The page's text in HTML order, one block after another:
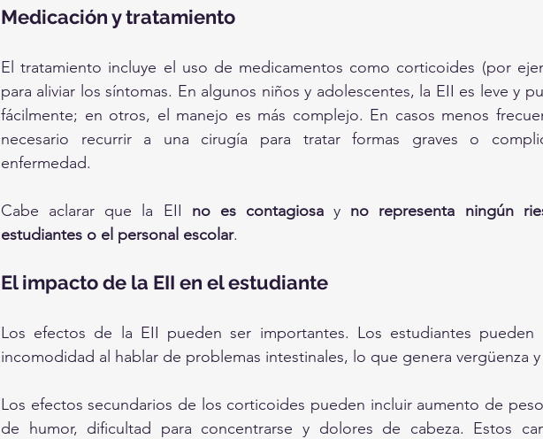
Medicación y tratamiento
El tratamiento incluye el uso de medicamentos como corticoides (por
para aliviar los síntomas. En algunos niños y adolescentes, la EII es leve y
fácilmente; en otros, el manejo es más complejo. En casos menos
necesario recurrir a una cirugía para tratar formas graves o
enfermedad.
Cabe aclarar que la EII no es contagiosa y no representa ningún
estudiantes o el personal escolar.
El impacto de la EII en el estudiante
Los efectos de la EII pueden ser importantes. Los estudiantes pueden
incomodidad al hablar de problemas intestinales, lo que genera vergüenza
Los efectos secundarios de los corticoides pueden incluir aumento de
de humor, dificultad para concentrarse y dolores de cabeza. Estos